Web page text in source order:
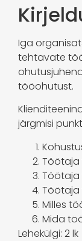
Iga
tehtavate
tööohutust.
järgmisi
Töötaja
Töötaja
Töötaja
Milles
Mida
Lehekülgi: 2 lk